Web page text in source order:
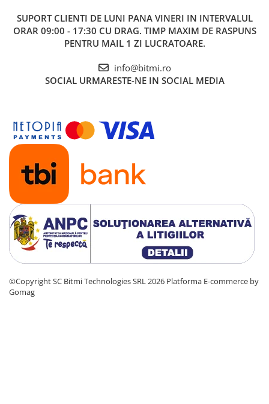
12V
SUPORT CLIENTI DE LUNI PANA VINERI IN INTERVALUL
ORAR 09:00 - 17:30 CU DRAG. TIMP MAXIM DE RASPUNS
PENTRU MAIL 1 ZI LUCRATOARE.
info@bitmi.ro
SOCIAL URMARESTE-NE IN SOCIAL MEDIA
©Copyright SC Bitmi Technologies SRL 2026 Platforma E-commerce by
Gomag